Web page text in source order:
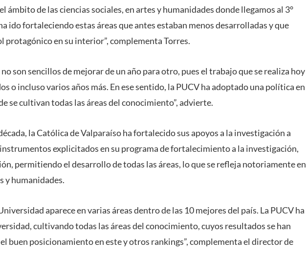
ámbito de las ciencias sociales, en artes y humanidades donde llegamos al 3°
ido fortaleciendo estas áreas que antes estaban menos desarrolladas y que
protagónico en su interior”, complementa Torres.
son sencillos de mejorar de un año para otro, pues el trabajo que se realiza hoy
o incluso varios años más. En ese sentido, la PUCV ha adoptado una política en
se cultivan todas las áreas del conocimiento”, advierte.
la Católica de Valparaíso ha fortalecido sus apoyos a la investigación a
explicitados en su programa de fortalecimiento a la investigación,
permitiendo el desarrollo de todas las áreas, lo que se refleja notoriamente en
y humanidades.
aparece en varias áreas dentro de las 10 mejores del país. La PUCV ha
cultivando todas las áreas del conocimiento, cuyos resultados se han
buen posicionamiento en este y otros rankings”, complementa el director de